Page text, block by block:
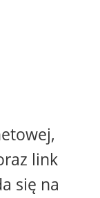
link
się na